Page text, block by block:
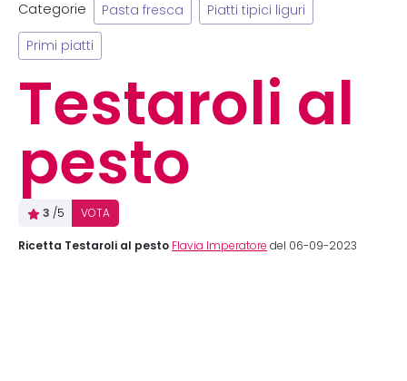
Categorie Pasta fresca Piatti tipici liguri
Primi piatti
Testaroli al
pesto
3 /5 VOTA
Ricetta Testaroli al pesto Flavia Imperatore del 06-09-2023